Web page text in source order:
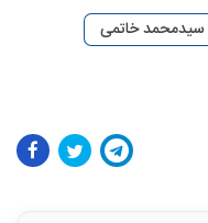
سیدمحمد خاتمی